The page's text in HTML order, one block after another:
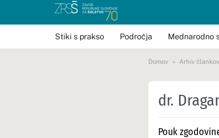
Stiki s prakso Področja Mednarodno
Domov Arhiv člankov
dr.
Pouk